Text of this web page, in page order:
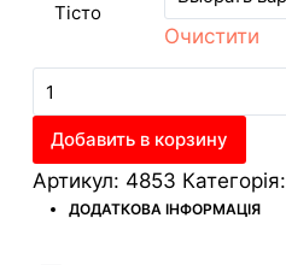
Тісто
Очистити
Піца
«Базиліка»
кількість
Добавить в корзину
Артикул: 4853 Категорія:
ДОДАТКОВА ІНФОРМАЦІЯ